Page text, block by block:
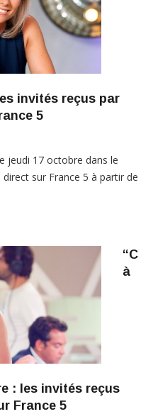
invités reçus par
5
jeudi 17 octobre dans le
direct sur France 5 à partir de
“C
à
: les invités reçus
France 5